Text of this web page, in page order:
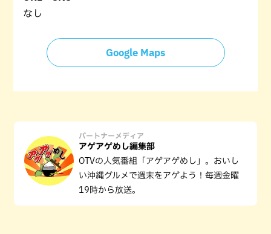
なし
Google Maps
パートナーメディア
アゲアゲめし編集部
OTVの人気番組「アゲアゲめし」。おいし
い沖縄グルメで週末をアゲよう！毎週金曜
19時から放送。